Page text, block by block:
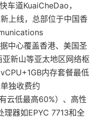
车道KuaiCheDao，
上线，总部位于中国香
中心覆盖香港、美国圣
新山等亚太地区网络枢
内存套餐最低
独收费约
云低最高60%）、高性
理器如EPYC 7713和全